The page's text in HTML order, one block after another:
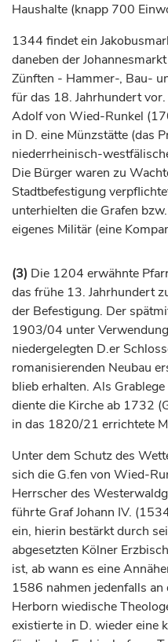
Haushalte (knapp 700
1344 findet ein
daneben der
Zünften - Hammer-, Bau-
für das 18. Jahrhundertvor.
Adolf von Wied-Runkel
in D. eine Münzstätte (das
niederrheinisch-
Die Bürger waren zu
Stadtbefestigung
unterhielten die Grafen bzw.
eigenes Militär (eine
(3) Die 1204 erwähnte
das frühe 13. Jahrhundert
der Befestigung. Der
1903/04 unter
niedergelegten D.er
romanisierenden Neubau
blieb erhalten. Als
diente die Kirche ab 1732
in das 1820/21 errichtete
Unter dem Schutz des
sich die G.fen von Wied-
Herrscher des
führte GrafJohann IV.
ein, hierin bestärkt durch
abgesetzten Kölner
ist, ab wann es eine
1586 nahmen jedenfalls
Herborn wiedische
existierte in D. wieder eine